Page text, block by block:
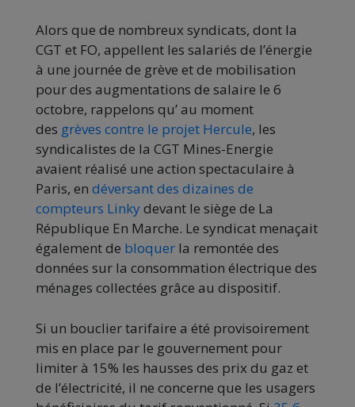
Alors que de nombreux syndicats, dont la
CGT et FO, appellent les salariés de l’énergie
à une journée de grève et de mobilisation
pour des augmentations de salaire le 6
octobre, rappelons qu’ au moment
des grèves contre le projet Hercule, les
syndicalistes de la CGT Mines-Energie
avaient réalisé une action spectaculaire à
Paris, en déversant des dizaines de
compteurs Linky devant le siège de La
République En Marche. Le syndicat menaçait
également de bloquer la remontée des
données sur la consommation électrique des
ménages collectées grâce au dispositif.
Si un bouclier tarifaire a été provisoirement
mis en place par le gouvernement pour
limiter à 15% les hausses des prix du gaz et
de l’électricité, il ne concerne que les usagers